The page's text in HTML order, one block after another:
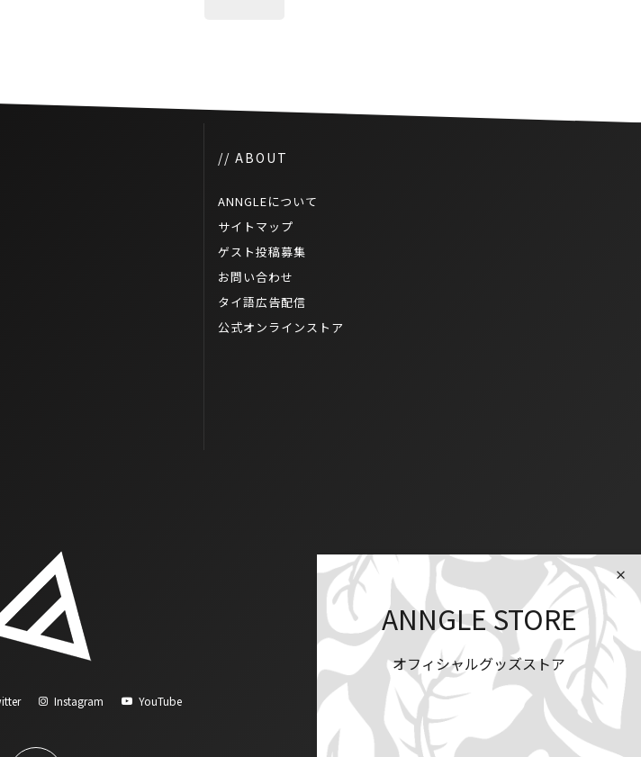
// ABOUT
ANNGLEについて
サイトマップ
ゲスト投稿募集
お問い合わせ
タイ語広告配信
公式オンラインストア
Instagram YouTube
ANNGLE STORE
オフィシャルグッズストア